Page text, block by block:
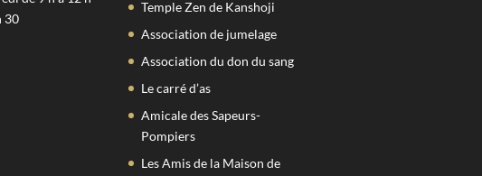
30
Temple Zen de Kanshoji
Association de jumelage
Association du don du sang
Le carré d’as
Amicale des Sapeurs-
Pompiers
Les Amis de la Maison de